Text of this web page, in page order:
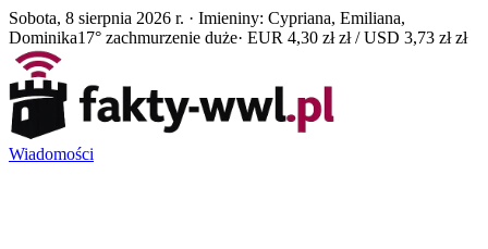
Sobota, 8 sierpnia 2026 r. · Imieniny: Cypriana, Emiliana,
Dominika17° zachmurzenie duże· EUR 4,30 zł zł / USD 3,73 zł zł
Wiadomości